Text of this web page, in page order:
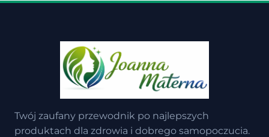
Twój zaufany przewodnik po najlepszych
produktach dla zdrowia i dobrego samopoczucia.